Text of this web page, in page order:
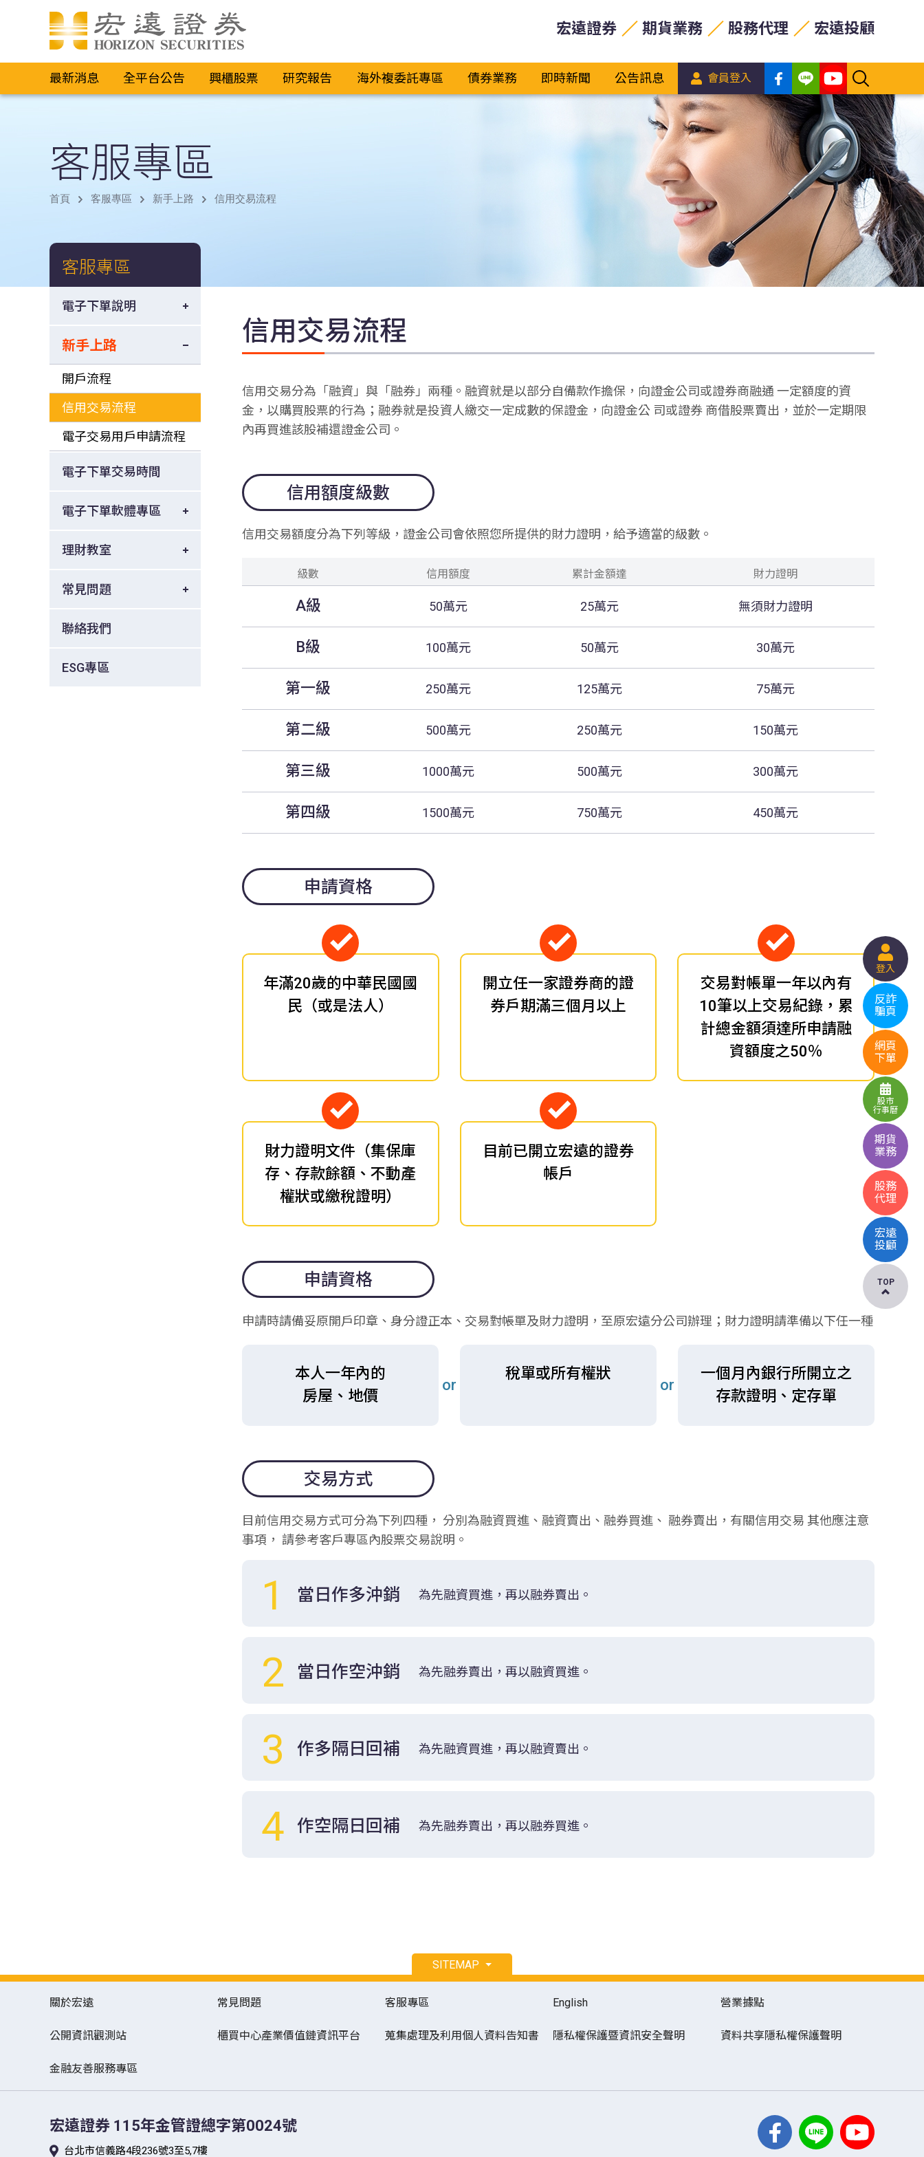
宏遠證券 期貨業務 股務代理 宏遠投顧
最新消息 全平台公告 興櫃股票 研究報告 海外複委託專區 債券業務 即時新聞 公告訊息 會員登入
客服專區
首頁 客服專區 新手上路 信用交易流程
客服專區
電子下單說明
新手上路
開戶流程
信用交易流程
電子交易用戶申請流程
電子下單交易時間
電子下單軟體專區
理財教室
常見問題
聯絡我們
ESG專區
信用交易流程
信用交易分為「融資」與「融券」兩種。融資就是以部分自備款作擔保，向證金公司或證券商融通 一定額度的資
金，以購買股票的行為；融券就是投資人繳交一定成數的保證金，向證金公 司或證券 商借股票賣出，並於一定期限
內再買進該股補還證金公司。
信用額度級數
信用交易額度分為下列等級，證金公司會依照您所提供的財力證明，給予適當的級數。
級數 信用額度 累計金額達 財力證明
A級 50萬元 25萬元 無須財力證明
B級 100萬元 50萬元 30萬元
第一級 250萬元 125萬元 75萬元
第二級 500萬元 250萬元 150萬元
第三級 1000萬元 500萬元 300萬元
第四級 1500萬元 750萬元 450萬元
申請資格
年滿20歲的中華民國 國
民（或是法人）
開立任一家證券商的證
券戶期滿三個月以上
交易對帳單一年以內有
10筆以上交易紀錄，累
計總金額須達所申請融
資額度之50％
財力證明文件（集保庫
存、存款餘額、不動產
權狀或繳稅證明）
目前已開立宏遠的證券
帳戶
申請資格
申請時請備妥原開戶印章、身分證正本、交易對帳單及財力證明，至原宏遠分公司辦理；財力證明請準備以下任一種
本人一年內的
房屋、地價
or
稅單或所有權狀
or
一個月內銀行所開立之
存款證明、定存單
交易方式
目前信用交易方式可分為下列四種， 分別為融資買進、融資賣出、融券買進、 融券賣出，有關信用交易 其他應注意
事項， 請參考客戶專區內股票交易說明。
1 當日作多沖銷 為先融資買進，再以融券賣出。
2 當日作空沖銷 為先融券賣出，再以融資買進。
3 作多隔日回補 為先融資買進，再以融資賣出。
4 作空隔日回補 為先融券賣出，再以融券買進。
SITEMAP
關於宏遠 常見問題 客服專區 English 營業據點
公開資訊觀測站 櫃買中心產業價值鏈資訊平台 蒐集處理及利用個人資料告知書 隱私權保護暨資訊安全聲明 資料共享隱私權保護聲明
金融友善服務專區
宏遠證券 115年金管證總字第0024號
台北市信義路4段236號3至5,7樓
登入
反詐
騙頁
網頁
下單
股市
行事曆
期貨
業務
股務
代理
宏遠
投顧
TOP